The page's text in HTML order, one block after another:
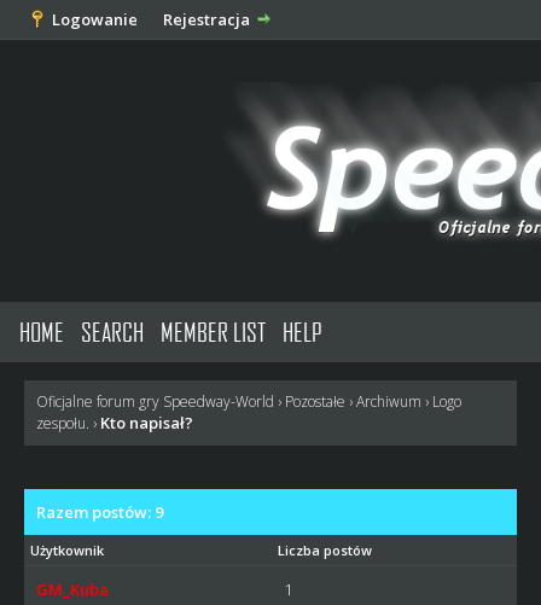
Logowanie Rejestracja
HOME SEARCH MEMBER LIST HELP
Oficjalne forum gry Speedway-World › Pozostałe ›Archiwum › Logo
zespołu. › Kto napisał?
Razem postów: 9
Użytkownik Liczba postów
GM_Kuba 1